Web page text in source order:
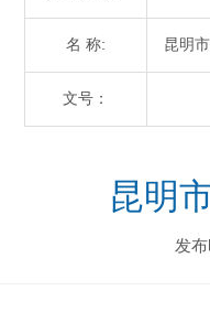
名 称: 昆明
文号：
昆明
发